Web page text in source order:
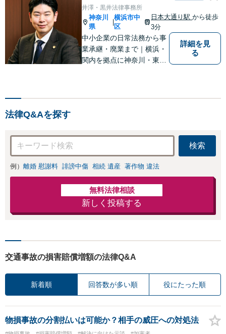
井澤・黒井法律事務所
神奈川
県
|
横浜市中
区
日本大通り駅から徒歩
3分
中小企業の日常法務から事
業承継・廃業まで｜横浜・
関内を拠点に神奈川・東京
詳細を見
る
法律Q&Aを探す
検索
例） 離婚 慰謝料 誹謗中傷 相続 遺産 著作物 違法
無料法律相談
新しく投稿する
交通事故の損害賠償増額の法律Q&A
新着順 回答数が多い順 役にたった順
物損事故の分割払いは可能か？相手の威圧への対処法